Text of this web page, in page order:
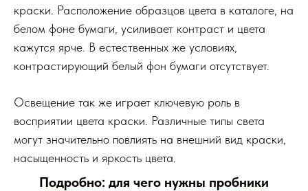
краски. Расположение образцов цвета в каталоге, на
белом фоне бумаги, усиливает контраст и цвета
кажутся ярче. В естественных же условиях,
контрастирующий белый фон бумаги отсутствует.
Освещение так же играет ключевую роль в
восприятии цвета краски. Различные типы света
могут значительно повлиять на внешний вид краски,
насыщенность и яркость цвета.
Подробно: для чего нужны пробники